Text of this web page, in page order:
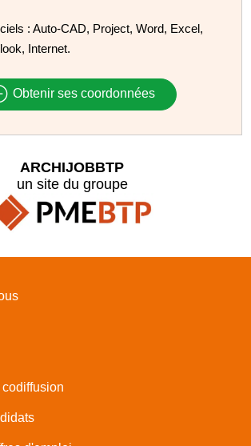
: Auto-CAD, Project, Word, Excel,
Internet.
Obtenir ses coordonnées
ARCHIJOBBTP
un site du groupe